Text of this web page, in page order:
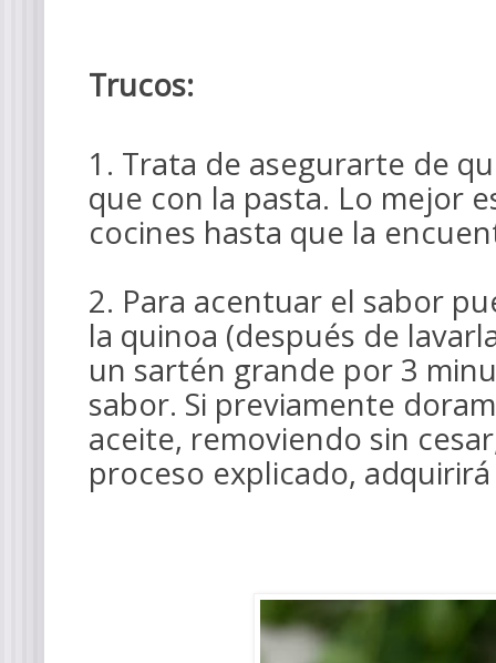
Trucos:
1. Trata de asegurarte de
que con la pasta. Lo mejor
cocines hasta que la
2. Para acentuar el sabor
la quinoa (después de
un sartén grande por 3
sabor. Si previamente
aceite, removiendo sin
proceso explicado,